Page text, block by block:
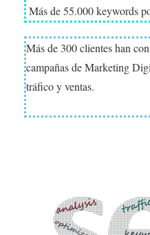
Más de 55.000 keywords
Más de 300 clientes han
campañas de Marketing
tráfico y ventas.